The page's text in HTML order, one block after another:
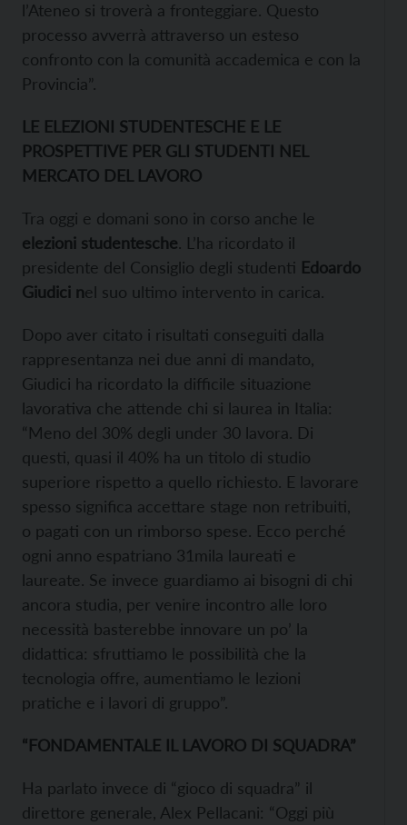
l’Ateneo si troverà a fronteggiare. Questo
processo avverrà attraverso un esteso
confronto con la comunità accademica e con la
Provincia”.
LE ELEZIONI STUDENTESCHE E LE
PROSPETTIVE PER GLI STUDENTI NEL
MERCATO DEL LAVORO
Tra oggi e domani sono in corso anche le
elezioni studentesche. L’ha ricordato il
presidente del Consiglio degli studenti Edoardo
Giudici nel suo ultimo intervento in carica.
Dopo aver citato i risultati conseguiti dalla
rappresentanza nei due anni di mandato,
Giudici ha ricordato la difficile situazione
lavorativa che attende chi si laurea in Italia:
“Meno del 30% degli under 30 lavora. Di
questi, quasi il 40% ha un titolo di studio
superiore rispetto a quello richiesto. E lavorare
spesso significa accettare stage non retribuiti,
o pagati con un rimborso spese. Ecco perché
ogni anno espatriano 31mila laureati e
laureate. Se invece guardiamo ai bisogni di chi
ancora studia, per venire incontro alle loro
necessità basterebbe innovare un po’ la
didattica: sfruttiamo le possibilità che la
tecnologia offre, aumentiamo le lezioni
pratiche e i lavori di gruppo”.
“FONDAMENTALE IL LAVORO DI SQUADRA”
Ha parlato invece di “gioco di squadra” il
direttore generale, Alex Pellacani: “Oggi più